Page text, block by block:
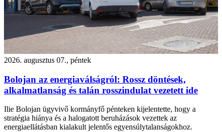
2026. augusztus 07., péntek
Bolojan az energiaválságról: Rossz döntések,
alkalmatlanság és talán rosszindulat vezetett ide
Ilie Bolojan ügyvivő kormányfő pénteken kijelentette, hogy a
stratégia hiánya és a halogatott beruházások vezettek az
energiaellátásban kialakult jelentős egyensúlytalanságokhoz.